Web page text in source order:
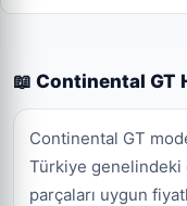
📖 Continental GT
Continental GT
Türkiye genelindeki
parçaları uygun